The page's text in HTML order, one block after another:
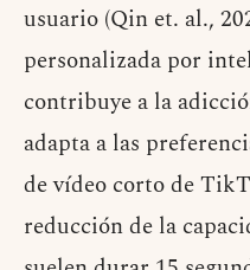
usuario (Qin et. al.,
personalizada por
contribuye a la
adapta a las
de vídeo corto de
reducción de la